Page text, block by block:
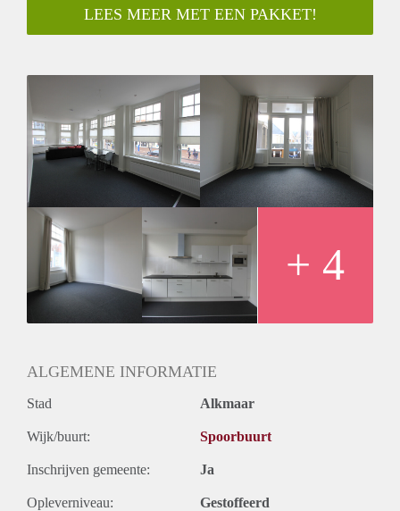
de 2 appartementen. 1e Verdieping: entree/hal, hoek gelegen
woonkamer met zeer veel lichtinval, open moderne keuken
wastafelcombinatie, douchehoek en separate toiletruimte met
hangend toilet. Het appartement wordt geheel geschilderd,
voorzien van donkere vloerbedekking en lichte
raambekleding opgeleverd.
LEES MEER MET EEN PAKKET!
+ 4
ALGEMENE INFORMATIE
Stad Alkmaar
Wijk/buurt: Spoorbuurt
Inschrijven gemeente: Ja
Opleverniveau: Gestoffeerd